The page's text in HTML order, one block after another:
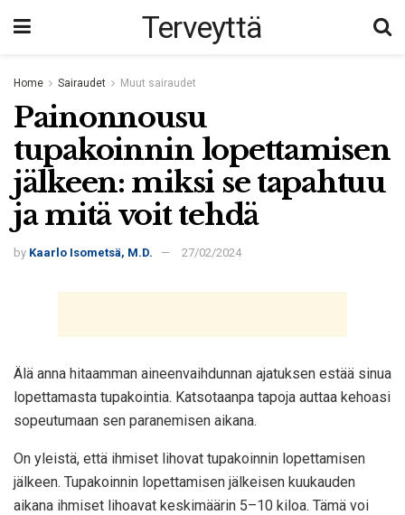
Terveyttä
Home Sairaudet Muut sairaudet
Painonnousu
tupakoinnin lopettamisen
jälkeen: miksi se tapahtuu
ja mitä voit tehdä
by Kaarlo Isometsä, M.D. 27/02/2024
Älä anna hitaamman aineenvaihdunnan ajatuksen estää sinua
lopettamasta tupakointia. Katsotaanpa tapoja auttaa kehoasi
sopeutumaan sen paranemisen aikana.
On yleistä, että ihmiset lihovat tupakoinnin lopettamisen
jälkeen. Tupakoinnin lopettamisen jälkeisen kuukauden
aikana ihmiset lihoavat keskimäärin 5–10 kiloa. Tämä voi